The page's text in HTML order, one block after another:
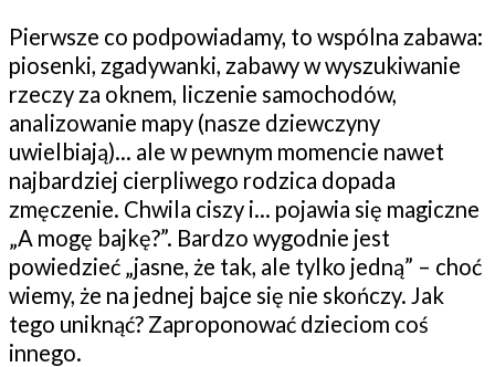
Pierwsze co podpowiadamy, to wspólna zabawa:
piosenki, zgadywanki, zabawy w wyszukiwanie
rzeczy za oknem, liczenie samochodów,
analizowanie mapy (nasze dziewczyny
uwielbiają)… ale w pewnym momencie nawet
najbardziej cierpliwego rodzica dopada
zmęczenie. Chwila ciszy i… pojawia się magiczne
„A mogę bajkę?”. Bardzo wygodnie jest
powiedzieć „jasne, że tak, ale tylko jedną” – choć
wiemy, że na jednej bajce się nie skończy. Jak
tego uniknąć? Zaproponować dzieciom coś
innego.